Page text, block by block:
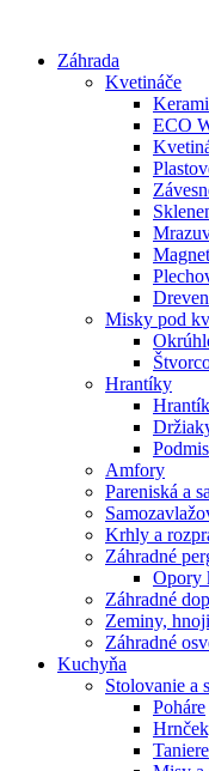
obsah
Záhrada
Kvetináče
ECO
Misky pod
Hrantíky
Amfory
Pareniská a
Krhly a
Záhradné
Opory
Záhradné
Zeminy,
Záhradné
Kuchyňa
Stolovanie a
Poháre
Taniere